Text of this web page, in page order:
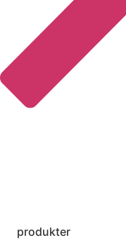
produkter